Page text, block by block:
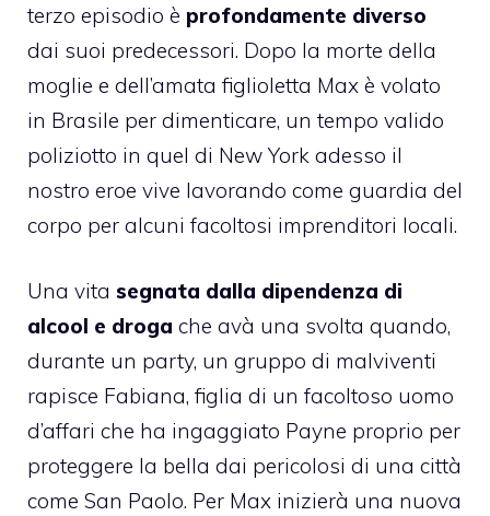
terzo episodio è profondamente diverso
dai suoi predecessori. Dopo la morte della
moglie e dell’amata figlioletta Max è volato
in Brasile per dimenticare, un tempo valido
poliziotto in quel di New York adesso il
nostro eroe vive lavorando come guardia del
corpo per alcuni facoltosi imprenditori locali.
Una vita segnata dalla dipendenza di
alcool e droga che avà una svolta quando,
durante un party, un gruppo di malviventi
rapisce Fabiana, figlia di un facoltoso uomo
d’affari che ha ingaggiato Payne proprio per
proteggere la bella dai pericolosi di una città
come San Paolo. Per Max inizierà una nuova